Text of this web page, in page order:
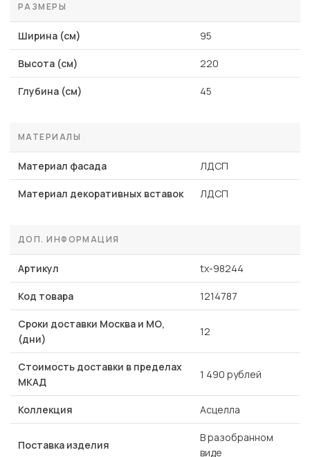
РАЗМЕРЫ
Ширина (см) 95
Высота (см) 220
Глубина (см) 45
МАТЕРИАЛЫ
Материал фасада ЛДСП
Материал декоративных вставок ЛДСП
ДОП. ИНФОРМАЦИЯ
Артикул tx-98244
Код товара 1214787
Сроки доставки Москва и МО,
(дни)
12
Стоимость доставки в пределах
МКАД
1 490 рублей
Коллекция Асцелла
Поставка изделия
В разобранном
виде